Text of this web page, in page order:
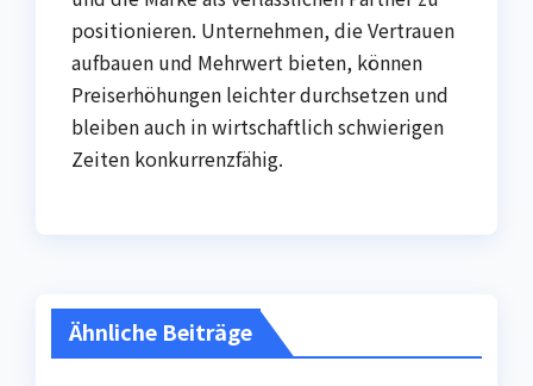
positionieren. Unternehmen, die Vertrauen
aufbauen und Mehrwert bieten, können
Preiserhöhungen leichter durchsetzen und
bleiben auch in wirtschaftlich schwierigen
Zeiten konkurrenzfähig.
Ähnliche Beiträge